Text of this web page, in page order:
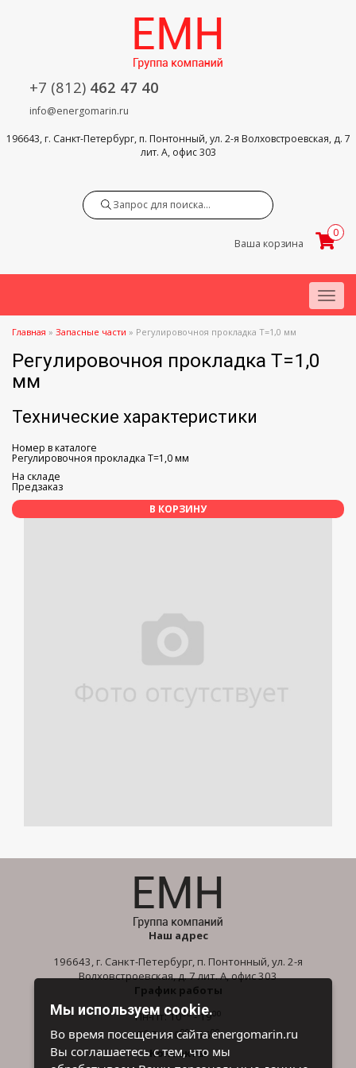
+7 (812) 462 47 40
info@energomarin.ru
196643, г. Санкт-Петербург, п. Понтонный, ул. 2-я Волховстроевская, д. 7
лит. А, офис 303
Ваша корзина
0
Menu
Главная » Запасные части » Регулировочноя прокладка Т=1,0 мм
Регулировочноя прокладка Т=1,0
мм
Технические характеристики
Номер в каталоге
Регулировочноя прокладка Т=1,0 мм
На складе
Предзаказ
В КОРЗИНУ
Наш адрес
196643, г. Санкт-Петербург, п. Понтонный, ул. 2-я
Волховстроевская, д. 7 лит. А, офис 303
График работы
Пн-Пт: 1000- 1900
Сб-Вс: 1000- 1600
Контакты
Мы используем cookie.
Во время посещения сайта energomarin.ru
Вы соглашаетесь с тем, что мы